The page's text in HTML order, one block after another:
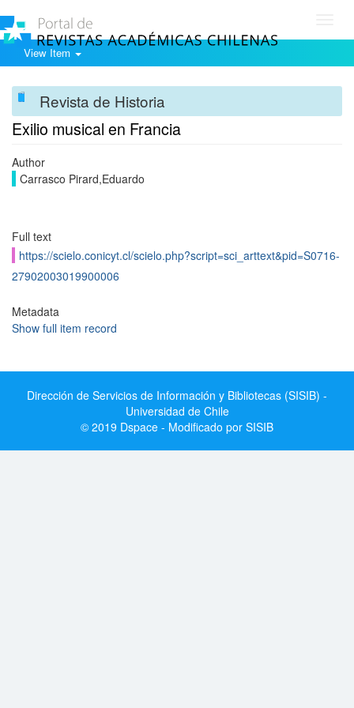
View Item
Revista de Historia
Exilio musical en Francia
Author
Carrasco Pirard,Eduardo
Full text
https://scielo.conicyt.cl/scielo.php?script=sci_arttext&pid=S0716-
27902003019900006
Metadata
Show full item record
Dirección de Servicios de Información y Bibliotecas (SISIB) -
Universidad de Chile
© 2019 Dspace - Modificado por SISIB